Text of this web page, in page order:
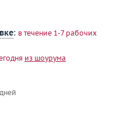
: в течение 1-7 рабочих
из шоурума